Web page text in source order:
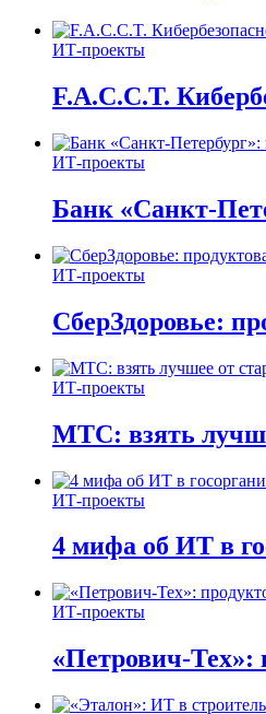
ИТ-проекты
F.A.C.C.T.
ИТ-проекты
Банк «Санкт-
ИТ-проекты
СберЗдоровье:
ИТ-проекты
МТС: взять
ИТ-проекты
4 мифа об ИТ в
ИТ-проекты
«Петрович-Тех»: